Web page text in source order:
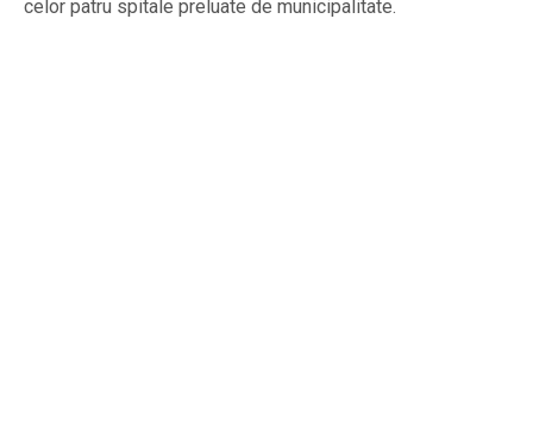
celor patru spitale preluate de municipalitate.